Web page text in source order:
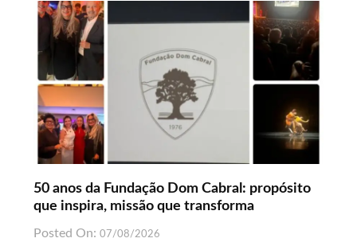
50 anos da Fundação Dom Cabral: propósito
que inspira, missão que transforma
Posted On: 07/08/2026